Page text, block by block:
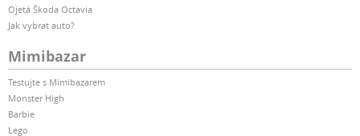
Ojetá Škoda Octavia
Jak vybrat auto?
Mimibazar
Testujte s Mimibazarem
Monster High
Barbie
Lego